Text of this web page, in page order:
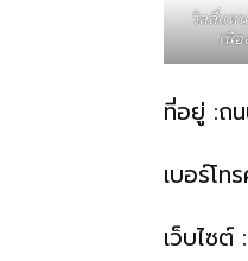
วิลลี่แห
เนือ
ที่อยู่ :ถ
เบอร์โ
เว็บไซต์ :